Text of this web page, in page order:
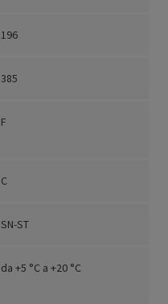
196
385
F
C
SN-ST
da +5 °C a +20 °C